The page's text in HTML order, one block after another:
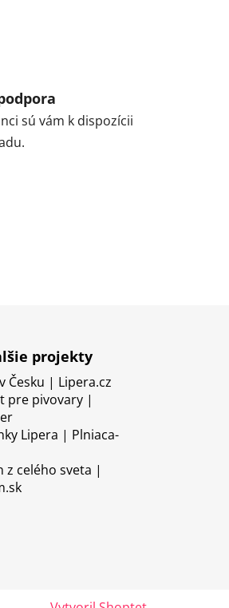
sú vám k dispozícii
projekty
Česku | Lipera.cz
pre pivovary |
Lipera | Plniaca-
z celého sveta |